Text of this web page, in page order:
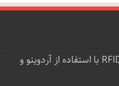
پروژه قفل‌ درب RFID با استفاده از آردوینو و